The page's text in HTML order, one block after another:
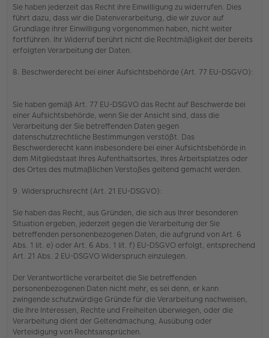
Sie haben jederzeit das Recht ihre Einwilligung zu widerrufen. Dies
führt dazu, dass wir die Datenverarbeitung, die wir zuvor auf
Grundlage ihrer Einwilligung vorgenommen haben, nicht weiter
fortführen. Ihr Widerruf berührt nicht die Rechtmäßigkeit der bereits
erfolgten Verarbeitung der Daten.
8. Beschwerderecht bei einer Aufsichtsbehörde (Art. 77 EU-DSGVO):
Sie haben gemäß Art. 77 EU-DSGVO das Recht auf Beschwerde bei
einer Aufsichtsbehörde, wenn Sie der Ansicht sind, dass die
Verarbeitung der Sie betreffenden Daten gegen
datenschutzrechtliche Bestimmungen verstößt. Das
Beschwerderecht kann insbesondere bei einer Aufsichtsbehörde in
dem Mitgliedstaat Ihres Aufenthaltsortes, Ihres Arbeitsplatzes oder
des Ortes des mutmaßlichen Verstoßes geltend gemacht werden.
9. Widerspruchsrecht (Art. 21 EU-DSGVO):
Sie haben das Recht, aus Gründen, die sich aus Ihrer besonderen
Situation ergeben, jederzeit gegen die Verarbeitung der Sie
betreffenden personenbezogenen Daten, die aufgrund von Art. 6
Abs. 1 lit. e) oder Art. 6 Abs. 1 lit. f) EU-DSGVO erfolgt, entsprechend
Art. 21 Abs. 2 EU-DSGVO Widerspruch einzulegen.
Der Verantwortliche verarbeitet die Sie betreffenden
personenbezogenen Daten nicht mehr, es sei denn, er kann
zwingende schutzwürdige Gründe für die Verarbeitung nachweisen,
die Ihre Interessen, Rechte und Freiheiten überwiegen, oder die
Verarbeitung dient der Geltendmachung, Ausübung oder
Verteidigung von Rechtsansprüchen.